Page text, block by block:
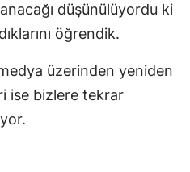
düşünülüyordu ki
öğrendik.
üzerinden yeniden
ise bizlere tekrar